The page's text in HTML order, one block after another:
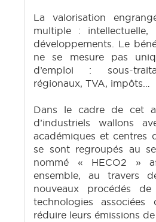
La valorisation
multiple : intellectuelle,
développements. Le
ne se mesure pas
d’emploi : sous-
régionaux, TVA, impôts…
Dans le cadre de cet
d’industriels wallons
académiques et centres
se sont regroupés au
nommé « HECO2 »
ensemble, au travers
nouveaux procédés
technologies
réduire leurs émissions